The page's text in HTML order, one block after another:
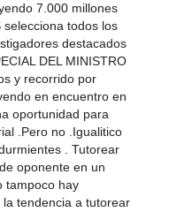
7.000 millones
selecciona todos los
destacados
DEL MINISTRO
y recorrido por
en encuentro en
oportunidad para
.Pero no .Igualitico
. Tutorear
oponente en un
tampoco hay
tendencia a tutorear